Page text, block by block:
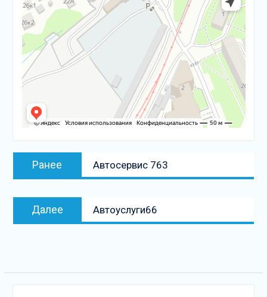
Навигация
Ранее
Предыдущая
запись:
Автосервис 763
Далее
Следующая
запись
Автоуслуги66